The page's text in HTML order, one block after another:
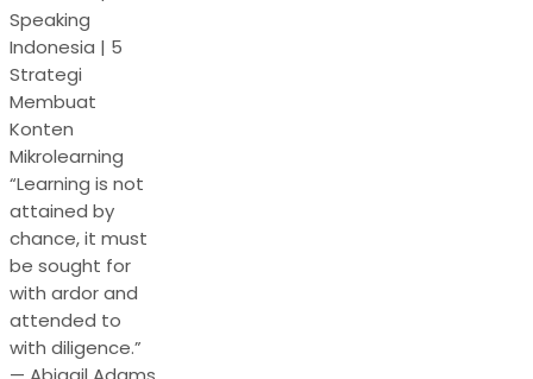
Speaking
Indonesia | 5
Strategi
Membuat
Konten
Mikrolearning
“Learning is not
attained by
chance, it must
be sought for
with ardor and
attended to
with diligence.”